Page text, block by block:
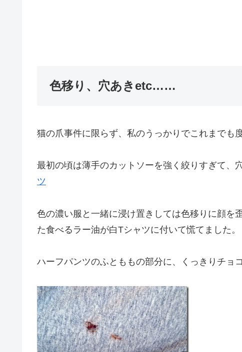
色移り、穴あきetc……
猫の爪事件に限らず、私のうっかりでこれまでも
最初の頃は薄手のカットソーを強く絞りすぎて、
ツ
色の濃い服と一緒に浸け置きしては色移りに顔を
た食べるラー油が白Tシャツに付いて慌てました。
ハーフパンツのふとももの部分に、くっきりチョ